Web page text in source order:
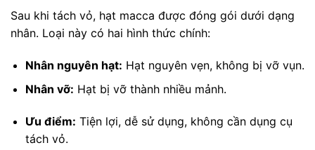
Sau khi tách vỏ, hạt macca được đóng gói dưới dạng
nhân. Loại này có hai hình thức chính:
Nhân nguyên hạt: Hạt nguyên vẹn, không bị vỡ vụn.
Nhân vỡ: Hạt bị vỡ thành nhiều mảnh.
Ưu điểm: Tiện lợi, dễ sử dụng, không cần dụng cụ
tách vỏ.